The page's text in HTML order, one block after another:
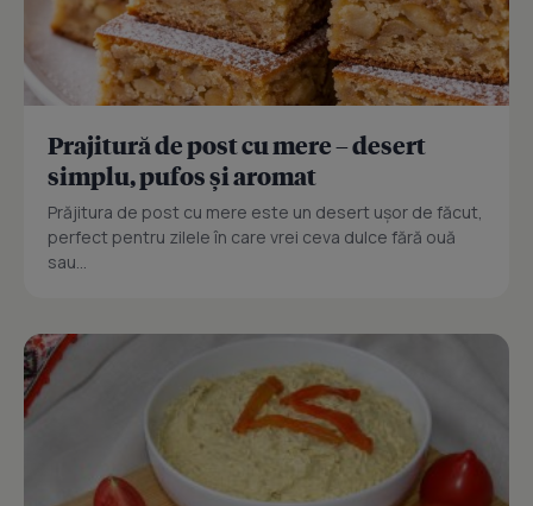
Prajitură de post cu mere – desert
simplu, pufos și aromat
Prăjitura de post cu mere este un desert ușor de făcut,
perfect pentru zilele în care vrei ceva dulce fără ouă
sau...